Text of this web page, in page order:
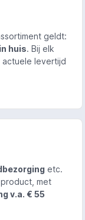
geldt:
huis. Bij elk
levertijd
etc.
met
v.a. € 55